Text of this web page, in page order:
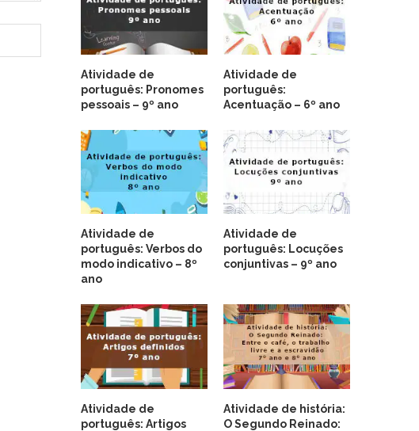
Atividade de
português: Pronomes
pessoais – 9º ano
Atividade de
português:
Acentuação – 6º ano
Atividade de
português: Verbos do
modo indicativo – 8º
ano
Atividade de
português: Locuções
conjuntivas – 9º ano
Atividade de
português: Artigos
Atividade de história:
O Segundo Reinado: